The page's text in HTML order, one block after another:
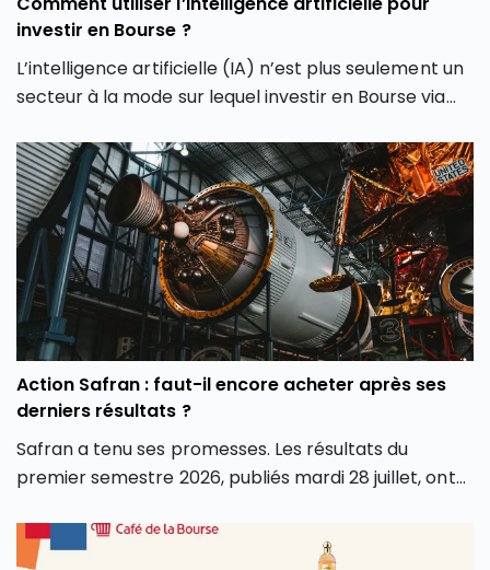
investir en Bourse ?
L’intelligence artificielle (IA) n’est plus seulement un
secteur à la mode sur lequel investir en Bourse via
même de notre façon d’investir en Bourse avec de
nouveaux outils et de nouvelles approches. Dans cet
article, découvrez comment l’intelligence artificielle
peut transformer votre façon d’investir en Bourse et
vous aider à mieux saisir les opportunités des
marchés.
Action Safran : faut-il encore acheter après ses
derniers résultats ?
Safran a tenu ses promesses. Les résultats du
premier semestre 2026, publiés mardi 28 juillet, ont
d’affaires, marge opérationnelle et surtout
génération de cash. Conséquence directe, le groupe